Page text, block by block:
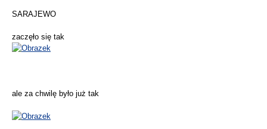
SARAJEWO
zaczęło się tak
ale za chwilę było już tak